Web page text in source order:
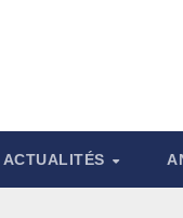
ACTUALITÉS